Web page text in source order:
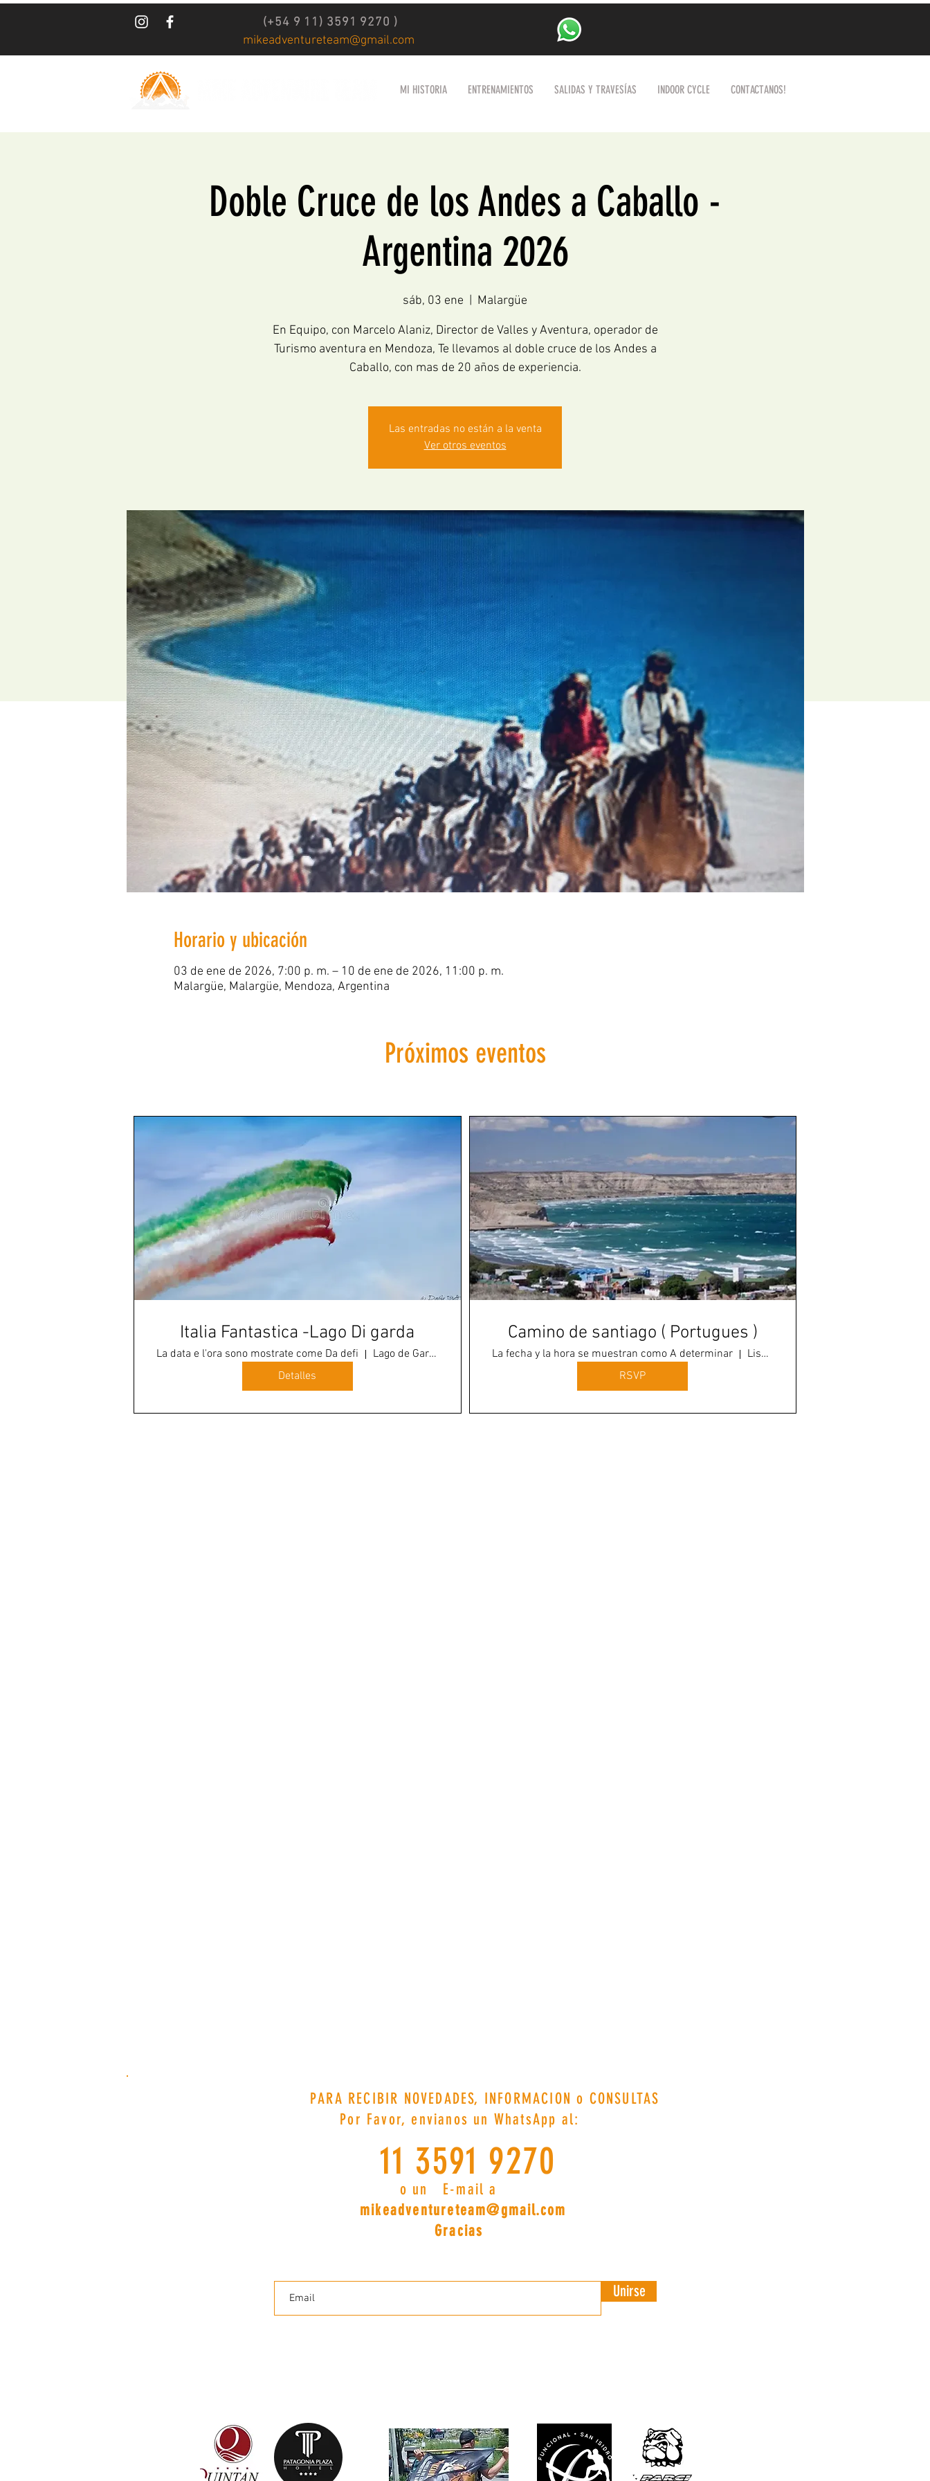
(+54 9 11) 3591 9270 )
mikeadventureteam@gmail.com
MI HISTORIA ENTRENAMIENTOS SALIDAS Y TRAVESÍAS INDOOR CYCLE CONTACTANOS!
Doble Cruce de los Andes a Caballo -
Argentina 2026
sáb, 03 ene Malargüe
En Equipo, con Marcelo Alaniz, Director de Valles y Aventura, operador de
Turismo aventura en Mendoza, Te llevamos al doble cruce de los Andes a
Caballo, con mas de 20 años de experiencia.
Las entradas no están a la venta
Ver otros eventos
Horario y ubicación
03 de ene de 2026, 7:00 p. m. – 10 de ene de 2026, 11:00 p. m.
Malargüe, Malargüe, Mendoza, Argentina
Próximos eventos
Italia Fantastica -Lago Di garda
La data e l'ora sono mostrate come Da defi
Lago de Garda
Detalles
Camino de santiago ( Portugues )
La fecha y la hora se muestran como A determinar
Lisboa
RSVP
PARA RECIBIR NOVEDADES, INFORMACION o CONSULTAS
Por Favor, envianos un WhatsApp al:
11 3591 9270
o un E-mail a
mikeadventureteam@gmail.com
Gracias
Unirse